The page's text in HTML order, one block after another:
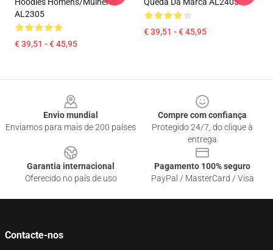
AL2305
€ 39,51 - € 45,95
€ 39,51 - € 45,95
Envio mundial
Enviamos para mais de 200 países
Compre com confiança
Protegido 24/7, do clique à
entrega
Garantia internacional
Oferecido no país de uso
Pagamento 100% seguro
PayPal / MasterCard / Visa
Contacte-nos